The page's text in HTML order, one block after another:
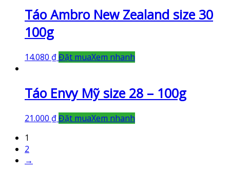
Táo Ambro New Zealand size 30
100g
14.080 ₫Đặt muaXem nhanh
Táo Envy Mỹ size 28 – 100g
21.000 ₫Đặt muaXem nhanh
1
2
→